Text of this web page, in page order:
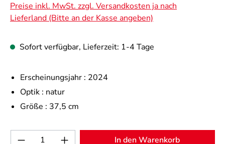
Preise inkl. MwSt. zzgl. Versandkosten ja nach
Lieferland (Bitte an der Kasse angeben)
Sofort verfügbar, Lieferzeit: 1-4 Tage
Erscheinungsjahr : 2024
Optik : natur
Größe : 37,5 cm
Produkt Anzahl: Gib den gewünschten
In den Warenkorb